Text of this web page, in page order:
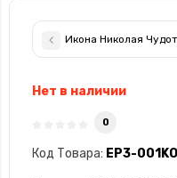
Икона Николая
Нет в наличии
0
Код Товара: EP3-